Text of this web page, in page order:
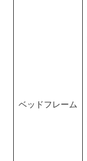
ベッドフレーム